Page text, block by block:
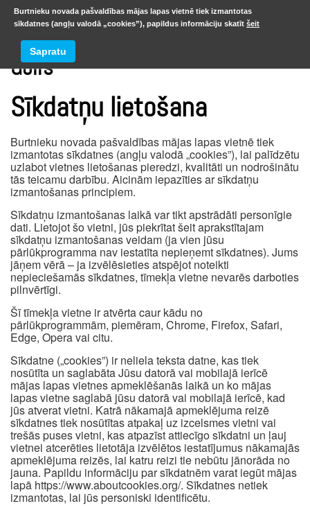
Golfs
Sīkdatņu lietošana
Burtnieku novada pašvaldības mājas lapas vietnē tiek
izmantotas sīkdatnes (angļu valodā „cookies”), lai palīdzētu
uzlabot vietnes lietošanas pieredzi, kvalitāti un nodrošinātu
tās teicamu darbību. Aicinām iepazīties ar sīkdatņu
izmantošanas principiem.
Sīkdatņu izmantošanas laikā var tikt apstrādāti personīgie
dati. Lietojot šo vietni, jūs piekrītat šeit aprakstītajam
sīkdatņu izmantošanas veidam (ja vien jūsu
pārlūkprogramma nav iestatīta nepieņemt sīkdatnes). Jums
jāņem vērā – ja izvēlēsieties atspējot noteikti
nepieciešamās sīkdatnes, tīmekļa vietne nevarēs darboties
pilnvērtīgi.
Šī tīmekļa vietne ir atvērta caur kādu no
pārlūkprogrammām, piemēram, Chrome, Firefox, Safari,
Edge, Opera vai citu.
Sīkdatne („cookies”) ir neliela teksta datne, kas tiek
nosūtīta un saglabāta Jūsu datorā vai mobilajā ierīcē
mājas lapas vietnes apmeklēšanās laikā un ko mājas
lapas vietne saglabā jūsu datorā vai mobilajā ierīcē, kad
jūs atverat vietni. Katrā nākamajā apmeklējuma reizē
sīkdatnes tiek nosūtītas atpakaļ uz izcelsmes vietni vai
trešās puses vietni, kas atpazīst attiecīgo sīkdatni un ļauj
vietnei atcerēties lietotāja izvēlētos iestatījumus nākamajās
apmeklējuma reizēs, lai katru reizi tie nebūtu jānorāda no
jauna. Papildu informāciju par sīkdatnēm varat iegūt mājas
lapā https://www.aboutcookies.org/. Sīkdatnes netiek
izmantotas, lai jūs personiski identificētu.
Burtnieku novada pašvaldības mājas lapas vietnē tiek izmantotas
sīkdatnes (angļu valodā „cookies”), papildus informāciju skatīt šeit
Sapratu